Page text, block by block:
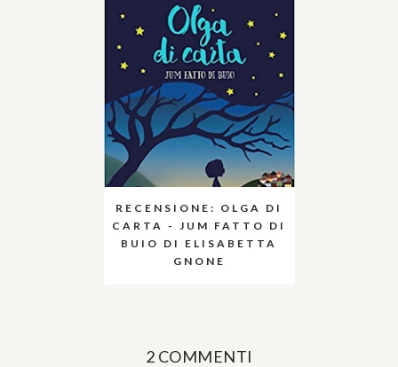
RECENSIONE: OLGA DI
CARTA - JUM FATTO DI
BUIO DI ELISABETTA
GNONE
2 COMMENTI